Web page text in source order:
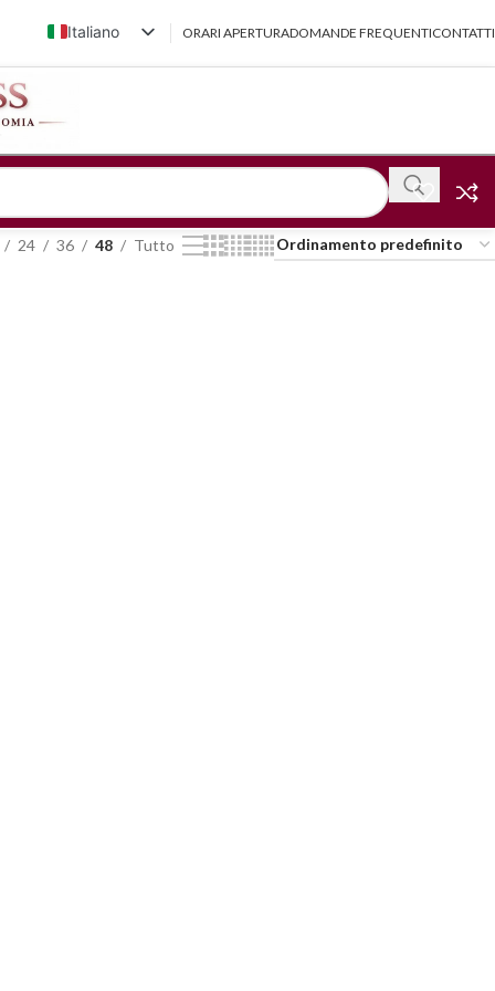
Italiano
English (UK)
ORARI APERTURADOMANDE FREQUENTICONTATTI
24 36 48 Tutto